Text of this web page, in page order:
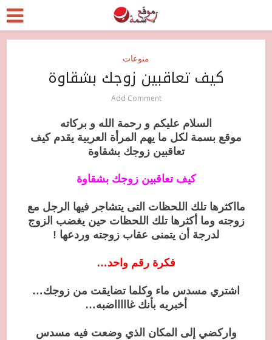
منوعات
كيف تعاقبين زوجك بشقاوة
Add Comment
السلام عليكم و رحمة الله و بركاته
موقع بسمة لكل ما يهم المرأة العربية يقدم كيف
تعاقبين زوجك بشقاوة
كيف تعاقبين زوجك بشقاوة
مااكثرها تلك اللحظات التى يتشاجر فيها الرجل مع
زوجته وما أكثرها تلك اللحظات حين يغضب الزوج
لدرجة أن يتمنى عقاب زوجته وردعها !
فكرة رقم واحد…
اشتري مسدس ماء وكلما تضايقت من زوجك…
أخبريه بأنك غاااااضبه…
واركضي إلى المكان الذي وضعت فيه مسدس